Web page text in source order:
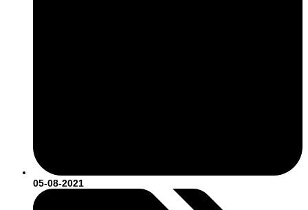
05-08-2021